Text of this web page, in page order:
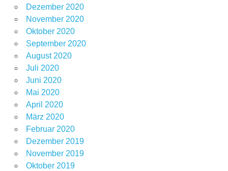
Dezember 2020
November 2020
Oktober 2020
September 2020
August 2020
Juli 2020
Juni 2020
Mai 2020
April 2020
März 2020
Februar 2020
Dezember 2019
November 2019
Oktober 2019